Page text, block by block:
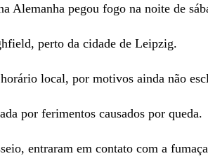
Alemanha pegou fogo na noite de
perto da cidade de Leipzig.
local, por motivos ainda não
por ferimentos causados ​​por queda.
entraram em contato com a